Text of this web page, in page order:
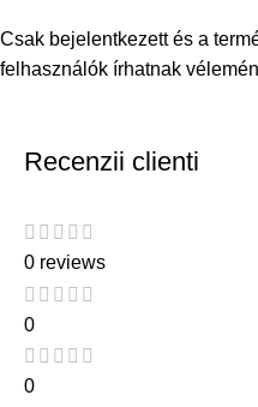
Csak bejelentkezett és a
felhasználók írhatnak
Recenzii clienti
0 reviews
0
0